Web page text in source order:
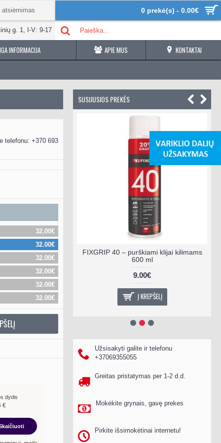
atsiėmimas 0 prekė(s) - 0.00€
g. 1, I-V: 9-17
INFORMACIJA APIE MUS KONTAKTAI
SUSIJUSIOS PREKĖS
klijai
FIXGRIP 40 – purškiami klijai kilimams
600 ml
9.00€
Į KREPŠELĮ
Užsisakyti galite ir telefonu
+37069355055
Greitas pristatymas per 1-2 d.d.
Mokėkite grynais, gavę prekes
Pirkite išsimokėtinai internetu!
telefonu: +370 693
32.00€
32.00€
32.00€
32.00€
32.00€
32.00€
dydis
€